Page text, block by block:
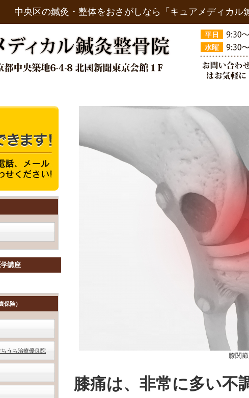
中央区の鍼灸・整体をおさがしなら「キュアメディカル
膝関
膝痛は、非常に多い不
講座
保険）
うち治療優良院